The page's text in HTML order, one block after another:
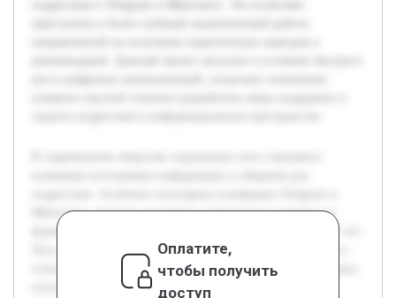
ВКонтакте, которые оказывают значительное влияние на
формирование массового сознания молодых людей 16-17 лет.
Цель данной работы — исследовать, как именно контент и
взаимодействия в этих социальных сетях влияют на взгляды,
ценности и поведение подростков. В ходе исследования
Оплатите,
чтобы получить
доступ